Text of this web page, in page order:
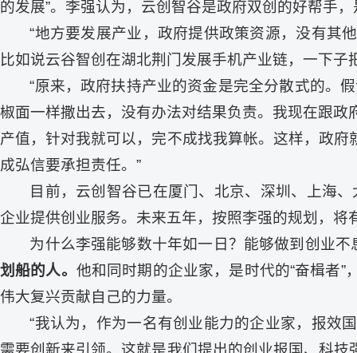
的发展”。李强认为，云创智谷是政府双创的好帮手
“地方要发展产业，政府提供政策资源，没有其
比如说云谷智创在湖北荆门发展手机产业链，一下
“原来，政府扶持产业的资金是完全分散式的。
椒面一样撒出去，没有办法对结果负责。我现在跟
产值，针对我就可以，完不成找我算帐。这样，政
成弘信要承担责任。”
目前，云创智谷已在厦门、北京、深圳、上海
企业提供创业服务。未来五年，按照李强的规划，将
为什么李强能够数十年如一日？能够做到创业不
划船的人。 他和同时期的企业家，是时代的“奋楫者
伟大复兴贡献自己的力量。
“我认为，作为一名有创业能力的企业家，报效
需要创新来引领。这就是我们提出的创业报国、科